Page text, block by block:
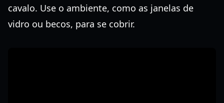
cavalo. Use o ambiente, como as janelas de
vidro ou becos, para se cobrir.